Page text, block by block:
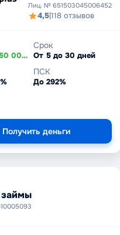
Лиц. № 651503045006452
4,5|118 отзывов
От 3 000 до 50 000 ₽
Срок
От 5 до 30 дней
ПСК
До 292%
Получить деньги